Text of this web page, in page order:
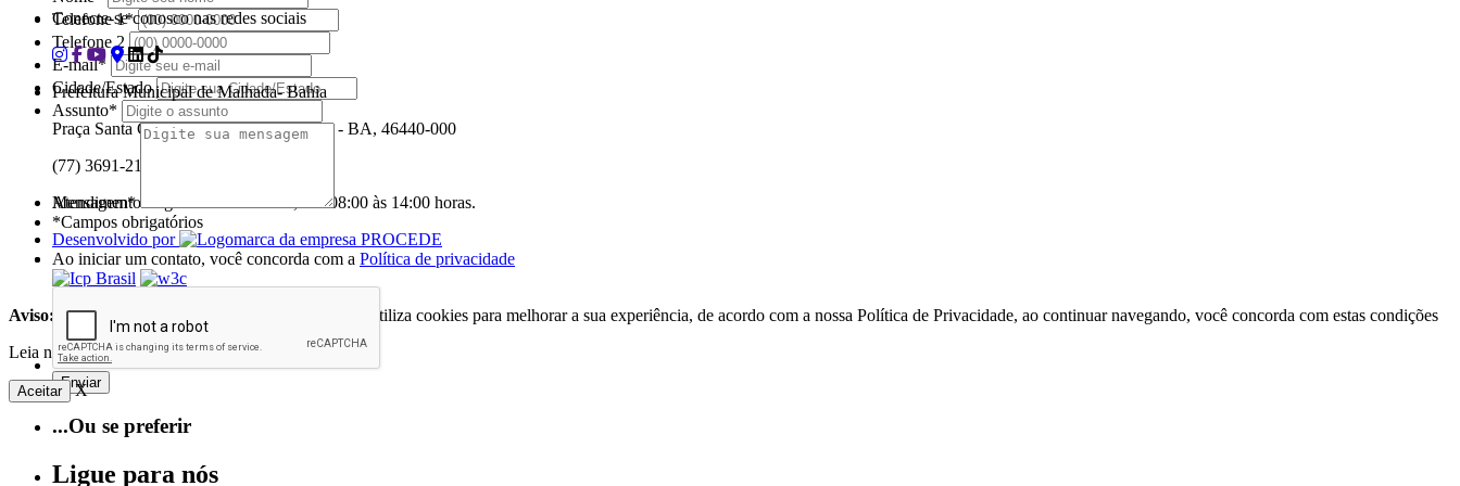
Telefone 1*
Telefone 2
E-mail*
Cidade/Estado
Assunto*
Mensagem*
*Campos obrigatórios
Ao iniciar um contato, você concorda com a Política de privacidade
...Ou se preferir
Ligue para nós
Conecte-se conosco nas redes sociais
Prefeitura Municipal de Malhada- Bahia
Praça Santa Cruz, s/n - Centro - Malhada - BA, 46440-000
(77) 3691-2145
Atendimento: segunda a sexta-feira, das 08:00 às 14:00 horas.
Desenvolvido por
Aviso:
O Portal da Prefeitura Municipal de Malhada utiliza cookies para melhorar a sua experiência, de acordo com a nossa Política de Privacidade, ao continuar navegando, você concorda com estas condições
Leia nossoTermo de Uso.
Aceitar X